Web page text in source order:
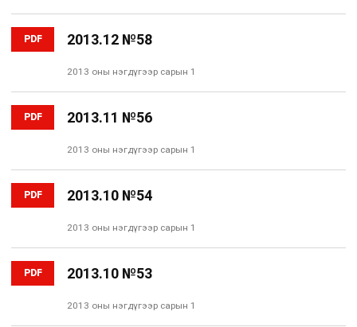
PDF 2013.12 №58
2013 оны нэгдүгээр сарын 1
PDF 2013.11 №56
2013 оны нэгдүгээр сарын 1
PDF 2013.10 №54
2013 оны нэгдүгээр сарын 1
PDF 2013.10 №53
2013 оны нэгдүгээр сарын 1